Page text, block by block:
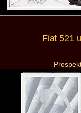
Fiat 521